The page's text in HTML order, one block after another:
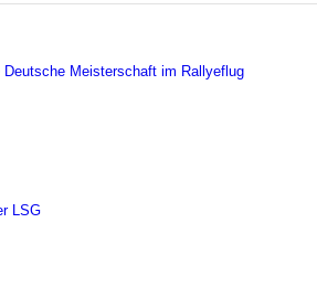
Meisterschaft im Rallyeflug
LSG